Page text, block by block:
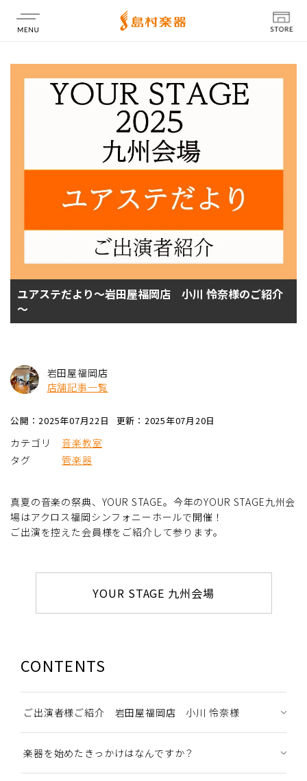
店舗情報
ユアステだより～岩田屋福岡店 小川 怜奈様のご紹介
～
岩田屋福岡店
店舗記事一覧
公開：2025年07月22日 更新：2025年07月20日
カテゴリ
音楽教室
タグ
管楽器
真夏の音楽の祭典、YOUR STAGE。今年のYOUR STAGE九州会
場はアクロス福岡シンフォニーホールで開催！
ご出演を控えた会員様をご紹介して参ります。
YOUR STAGE 九州会場
CONTENTS
ご出演者様ご紹介 岩田屋福岡店 小川 怜奈様
楽器を始めたきっかけはなんですか？